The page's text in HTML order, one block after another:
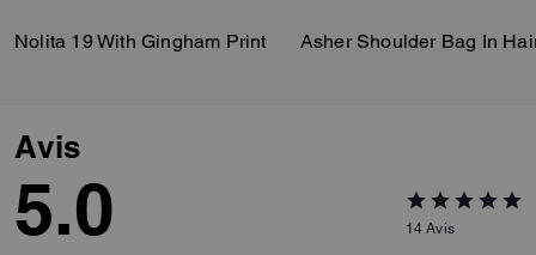
Nolita 19 With Gingham Print Asher Shoulder Bag In
Avis
5.0 14 Avis